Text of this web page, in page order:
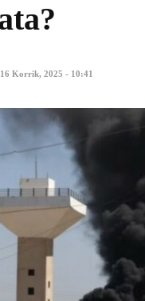
16 Korrik, 2025 - 10:41